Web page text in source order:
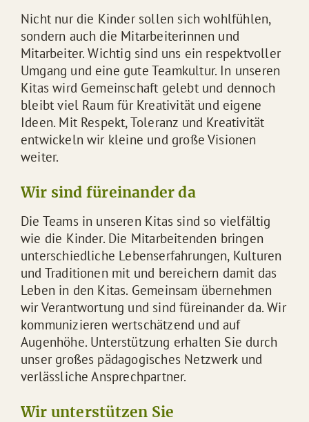
Nicht nur die Kinder sollen sich wohlfühlen,
sondern auch die Mitarbeiterinnen und
Mitarbeiter. Wichtig sind uns ein respektvoller
Umgang und eine gute Teamkultur. In unseren
Kitas wird Gemeinschaft gelebt und dennoch
bleibt viel Raum für Kreativität und eigene
Ideen. Mit Respekt, Toleranz und Kreativität
entwickeln wir kleine und große Visionen
weiter.
Wir sind füreinander da
Die Teams in unseren Kitas sind so vielfältig
wie die Kinder. Die Mitarbeitenden bringen
unterschiedliche Lebenserfahrungen, Kulturen
und Traditionen mit und bereichern damit das
Leben in den Kitas. Gemeinsam übernehmen
wir Verantwortung und sind füreinander da. Wir
kommunizieren wertschätzend und auf
Augenhöhe. Unterstützung erhalten Sie durch
unser großes pädagogisches Netzwerk und
verlässliche Ansprechpartner.
Wir unterstützen Sie